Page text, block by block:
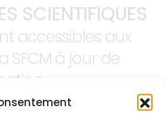
SCIENTIFIQUES
accessibles aux
SFCM à jour de